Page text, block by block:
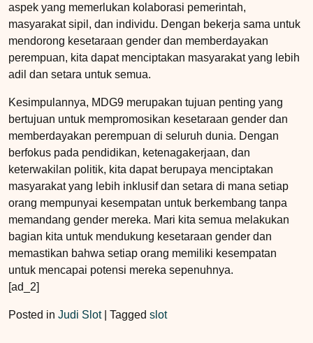
aspek yang memerlukan kolaborasi pemerintah,
masyarakat sipil, dan individu. Dengan bekerja sama untuk
mendorong kesetaraan gender dan memberdayakan
perempuan, kita dapat menciptakan masyarakat yang lebih
adil dan setara untuk semua.
Kesimpulannya, MDG9 merupakan tujuan penting yang
bertujuan untuk mempromosikan kesetaraan gender dan
memberdayakan perempuan di seluruh dunia. Dengan
berfokus pada pendidikan, ketenagakerjaan, dan
keterwakilan politik, kita dapat berupaya menciptakan
masyarakat yang lebih inklusif dan setara di mana setiap
orang mempunyai kesempatan untuk berkembang tanpa
memandang gender mereka. Mari kita semua melakukan
bagian kita untuk mendukung kesetaraan gender dan
memastikan bahwa setiap orang memiliki kesempatan
untuk mencapai potensi mereka sepenuhnya.
[ad_2]
Posted in Judi Slot| Tagged slot